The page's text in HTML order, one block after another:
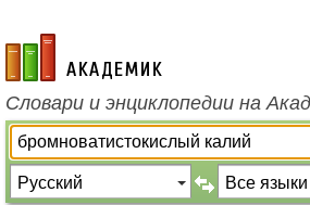
academic.ru
Словари и энциклопедии на